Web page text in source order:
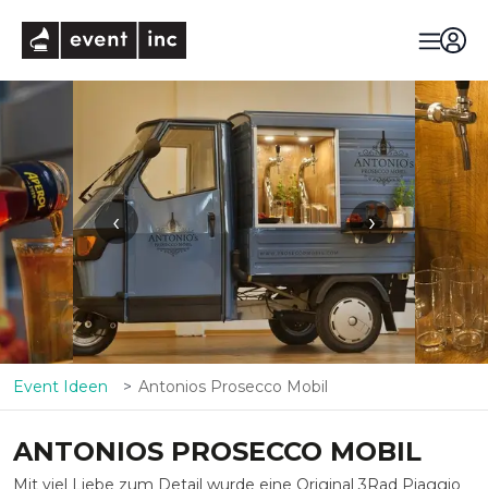
‹ ›
Event Ideen Antonios Prosecco Mobil
ANTONIOS PROSECCO MOBIL
Mit viel Liebe zum Detail wurde eine Original 3Rad Piaggio